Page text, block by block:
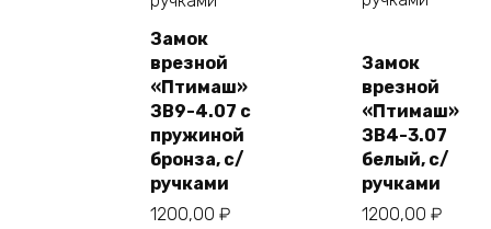
Замок
врезной
«Птимаш»
ЗВ9-4.07 с
пружиной
бронза, с/
ручками
1200,00 ₽
Замок
врезной
«Птимаш»
ЗВ4-3.07
белый, с/
ручками
1200,00 ₽